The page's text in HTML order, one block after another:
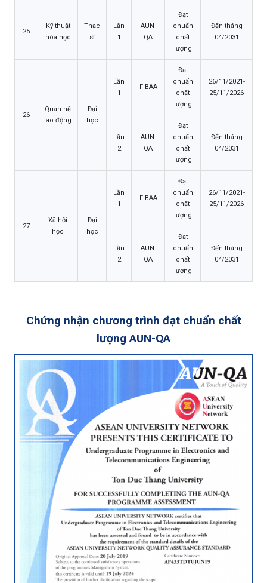
25
Kỹ thuật
hóa học
Thạc
sĩ
Lần
1
AUN-
QA
Đạt
chuẩn
chất
lượng
Đến tháng
04/2031
26
Quan hệ
lao động
Đại
học
Lần
1
FIBAA
Đạt
chuẩn
chất
lượng
26/11/2021-
25/11/2026
Lần
2
AUN-
QA
Đạt
chuẩn
chất
lượng
Đến tháng
04/2031
27
Xã hội
học
Đại
học
Lần
1
FIBAA
Đạt
chuẩn
chất
lượng
26/11/2021-
25/11/2026
Lần
2
AUN-
QA
Đạt
chuẩn
chất
lượng
Đến tháng
04/2031
Chứng nhận chương trình đạt chuẩn chất
lượng AUN-QA